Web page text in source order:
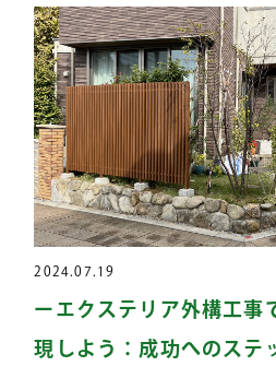
2024.07.19
ーエクステリア外構工事
現しよう：成功へのステ